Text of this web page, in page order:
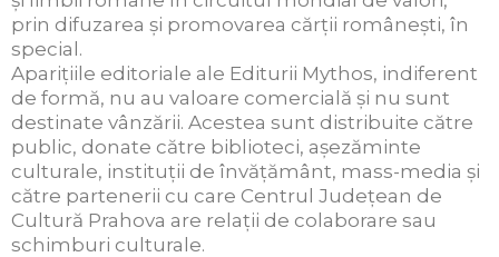
prin difuzarea şi promovarea cărţii româneşti, în
special.
Apariţiile editoriale ale Editurii Mythos, indiferent
de formă, nu au valoare comercială şi nu sunt
destinate vânzării. Acestea sunt distribuite către
public, donate către biblioteci, aşezăminte
culturale, instituţii de învăţământ, mass-media şi
către partenerii cu care Centrul Judeţean de
Cultură Prahova are relaţii de colaborare sau
schimburi culturale.